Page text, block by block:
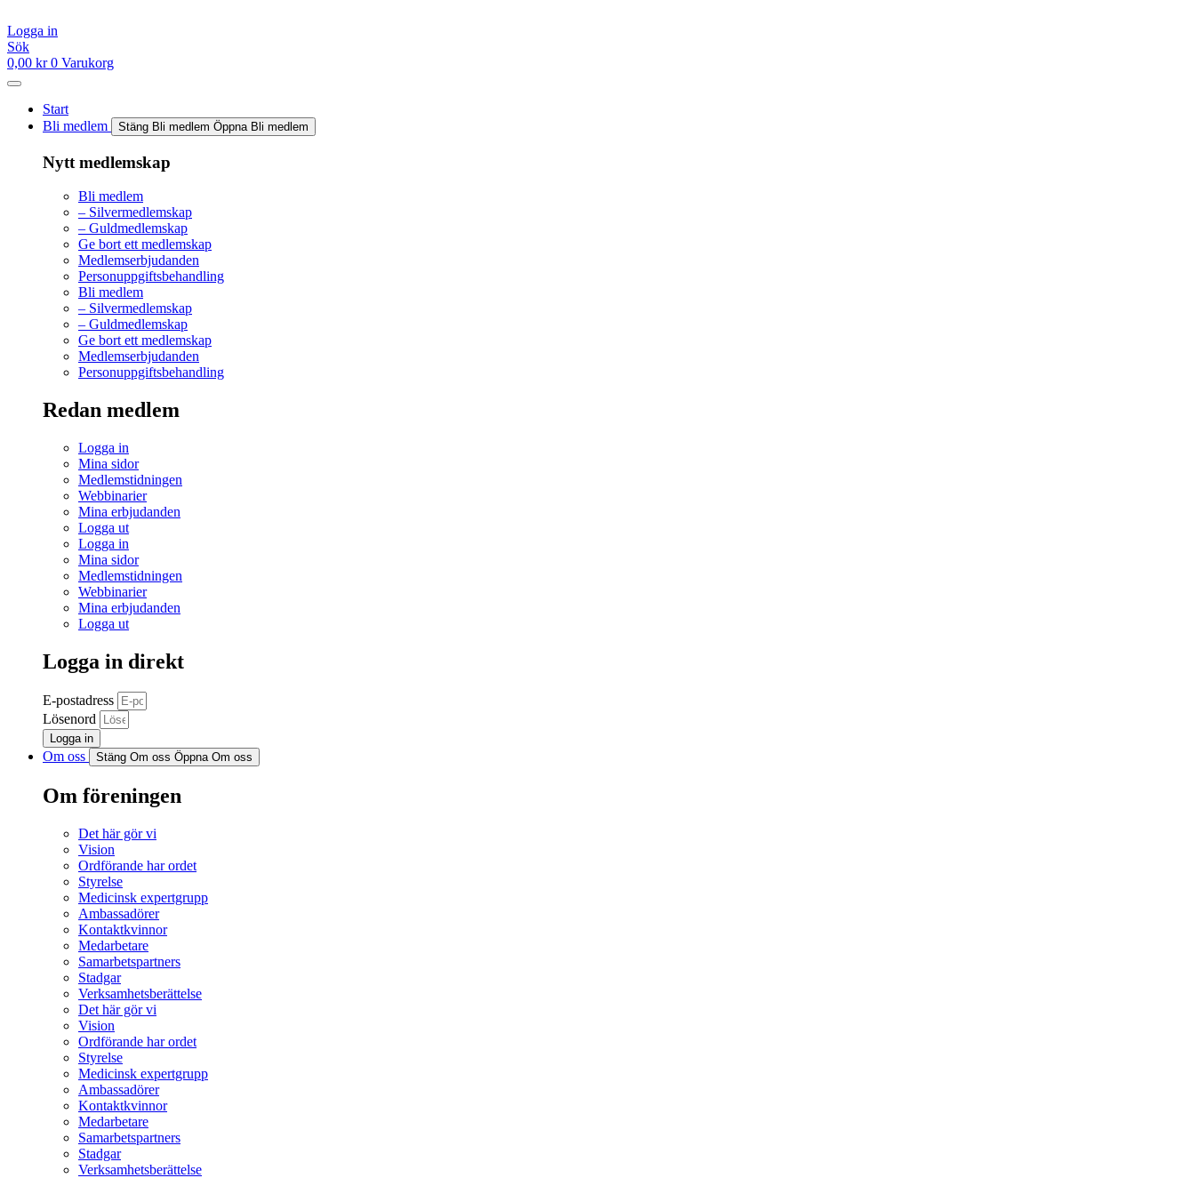
till
innehåll
Logga in
Sök
0,00 kr 0 Varukorg
Start
Bli medlem
Stäng Bli medlem Öppna Bli medlem
Nytt medlemskap
Bli medlem
– Silvermedlemskap
– Guldmedlemskap
Ge bort ett medlemskap
Medlemserbjudanden
Personuppgiftsbehandling
Bli medlem
– Silvermedlemskap
– Guldmedlemskap
Ge bort ett medlemskap
Medlemserbjudanden
Personuppgiftsbehandling
Redan medlem
Logga in
Mina sidor
Medlemstidningen
Webbinarier
Mina erbjudanden
Logga ut
Logga in
Mina sidor
Medlemstidningen
Webbinarier
Mina erbjudanden
Logga ut
Logga in direkt
E-postadress
Lösenord
Logga in
Om oss Stäng Om oss Öppna Om oss
Om föreningen
Det här gör vi
Vision
Ordförande har ordet
Styrelse
Medicinsk expertgrupp
Ambassadörer
Kontaktkvinnor
Medarbetare
Samarbetspartners
Stadgar
Verksamhetsberättelse
Det här gör vi
Vision
Ordförande har ordet
Styrelse
Medicinsk expertgrupp
Ambassadörer
Kontaktkvinnor
Medarbetare
Samarbetspartners
Stadgar
Verksamhetsberättelse